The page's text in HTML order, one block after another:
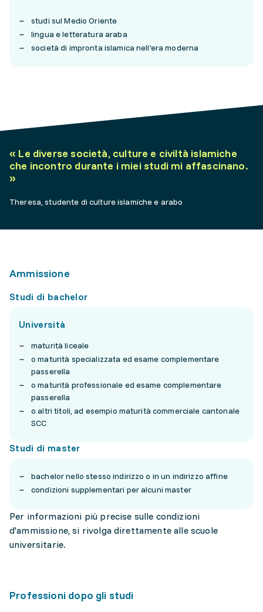
studi sul Medio Oriente
lingua e letteratura araba
società di impronta islamica nell'era moderna
« Le diverse società, culture e civiltà islamiche
che incontro durante i miei studi mi affascinano.
»
Theresa, studente di culture islamiche e arabo
Ammissione
Studi di bachelor
Università
maturità liceale
o maturità specializzata ed esame complementare
passerella
o maturità professionale ed esame complementare
passerella
o altri titoli, ad esempio maturità commerciale cantonale
SCC
Studi di master
bachelor nello stesso indirizzo o in un indirizzo affine
condizioni supplementari per alcuni master
Per informazioni più precise sulle condizioni
d'ammissione, si rivolga direttamente alle scuole
universitarie.
Professioni dopo gli studi